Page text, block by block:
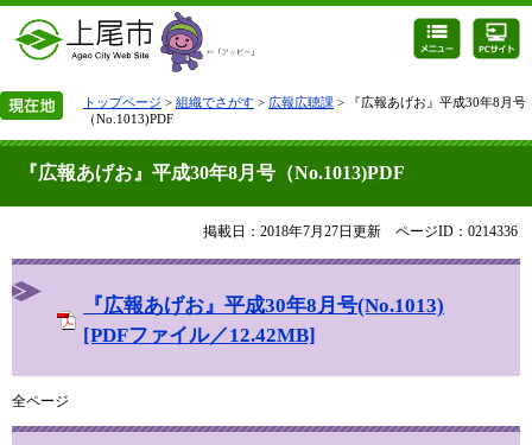
トップページ > 組織でさがす > 広報広聴課 > 『広報あげお』平成30年8月号
（No.1013)PDF
『広報あげお』平成30年8月号（No.1013)PDF
掲載日：2018年7月27日更新 ページID：0214336
『広報あげお』平成30年8月号(No.1013)
[PDFファイル／12.42MB]
全ページ